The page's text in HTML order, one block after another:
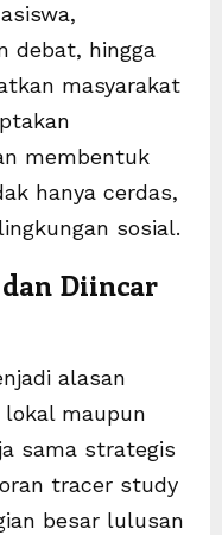
debat, hingga
masyarakat
membentuk
hanya cerdas,
sosial.
Diincar
alasan
lokal maupun
sama strategis
tracer study
besar lulusan